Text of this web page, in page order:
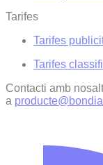
Tarifes
Tarifes
Tarifes
Contacti amb
a